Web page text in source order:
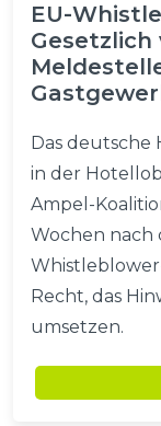
EU-
Gesetzlich
Das deutsche
in der
Ampel-
Wochen nach
Recht, das
umsetzen.